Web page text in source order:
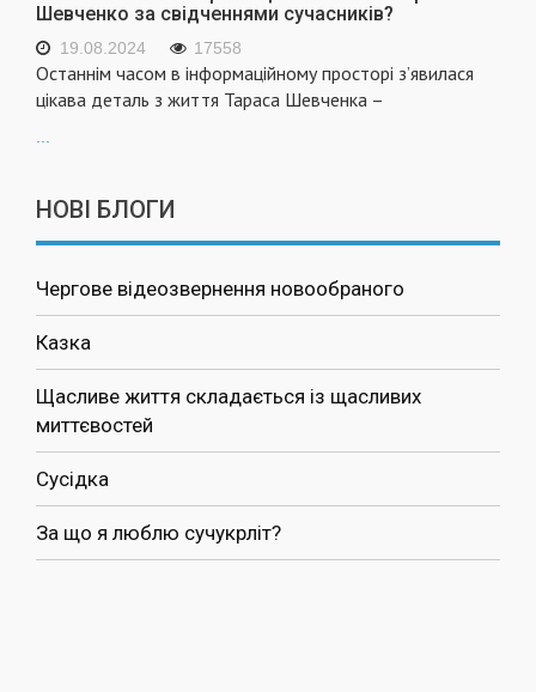
Шевченко за свідченнями сучасників?
19.08.2024 17558
Останнім часом в інформаційному просторі з’явилася
цікава деталь з життя Тараса Шевченка –
НОВІ БЛОГИ
Чергове відеозвернення новообраного
Казка
Щасливе життя складається із щасливих
миттєвостей
Сусідка
За що я люблю сучукрліт?